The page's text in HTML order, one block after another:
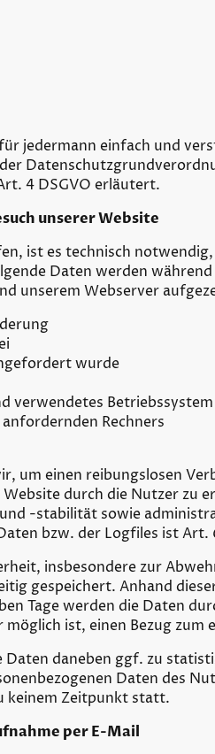
jedermann einfach und
4 DSGVO erläutert.
unserer Website
ist es technisch
Daten werden
unserem Webserver
wurde
verwendetes Betriebssystem
Rechners
um einen reibungslosen
durch die Nutzer zu
-stabilität sowie
bzw. der Logfiles ist Art.
insbesondere zur
gespeichert. Anhand
Tage werden die Daten
ist, einen Bezug zum
daneben ggf. zu
Daten des
keinem Zeitpunkt statt.
per E-Mail